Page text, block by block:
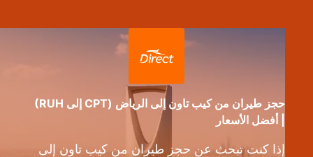
حجز طيران من كيب تاون إلى الرياض (CPT إلى RUH)
| أفضل الأسعار
إذا كنت تبحث عن حجز طيران من كيب تاون إلى